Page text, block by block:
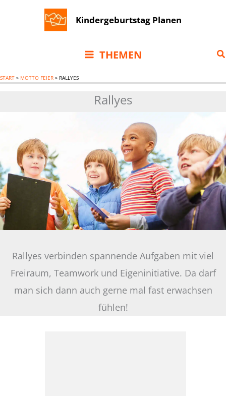
Kindergeburtstag Planen
THEMEN
START » MOTTO FEIER » RALLYES
Rallyes
Rallyes verbinden spannende Aufgaben mit viel
Freiraum, Teamwork und Eigeninitiative. Da darf
man sich dann auch gerne mal fast erwachsen
fühlen!